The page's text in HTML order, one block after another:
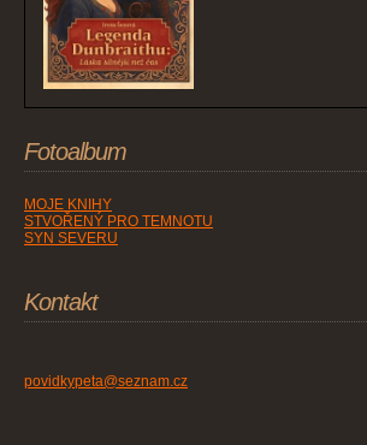
Fotoalbum
MOJE KNIHY
STVOŘENÝ PRO TEMNOTU
SYN SEVERU
Kontakt
povidkypeta@seznam.cz